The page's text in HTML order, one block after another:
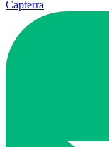
Capterra